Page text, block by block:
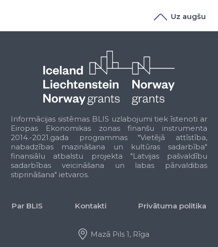
Uz augšu
Informācijas sistēmas BLIS uzlabojumi tiek īstenoti ar
Eiropas Ekonomikas zonas finanšu instrumenta
2014.-2021.gada programmas "Vietējā attīstība,
nabadzības mazināšana un kultūras sadarbība"
finansiālu atbalstu projekta "Latvijas pašvaldību
sadarbības veicināšana un labas pārvaldibas
stiprināšana" ietvaros.
Par BLIS Kontakti Privātuma politika
Mazā Pils 1, Rīga